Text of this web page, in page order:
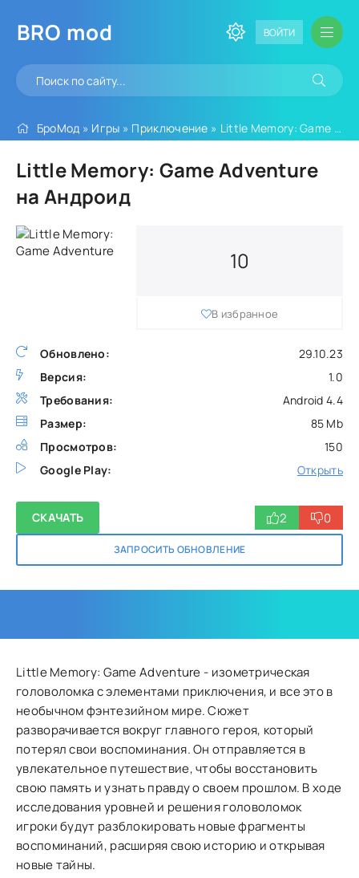
BRO mod ВОЙТИ
БроМод » Игры » Приключение » Little Memory: Game Adventure
Little Memory: Game Adventure
на Андроид
Обновлено:
29.10.23
Версия:
1.0
Требования:
Android 4.4
Размер:
85 Mb
Просмотров:
150
Google Play:
Открыть
10
В избранное
СКАЧАТЬ
ЗАПРОСИТЬ ОБНОВЛЕНИЕ
2 0
Little Memory: Game Adventure - изометрическая
головоломка с элементами приключения, и все это в
необычном фэнтезийном мире. Сюжет
разворачивается вокруг главного героя, который
потерял свои воспоминания. Он отправляется в
увлекательное путешествие, чтобы восстановить
свою память и узнать правду о своем прошлом. В ходе
исследования уровней и решения головоломок
игроки будут разблокировать новые фрагменты
воспоминаний, расширяя свою историю и открывая
новые тайны.